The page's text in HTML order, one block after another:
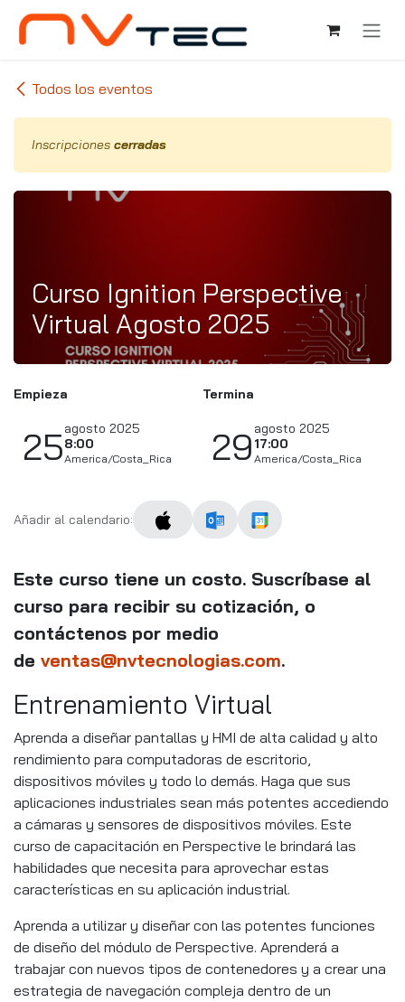
Ir al contenido
Todos los eventos
Inscripciones cerradas
Curso Ignition Perspective
Virtual Agosto 2025
Empieza
25agosto 2025
8:00
America/Costa_Rica
Termina
29 agosto 2025
17:00
America/Costa_Rica
Añadir al calendario:
Este curso tiene un costo. Suscríbase al
curso para recibir su cotización, o
contáctenos por medio
de ventas@nvtecnologias.com.
Entrenamiento Virtual
Aprenda a diseñar pantallas y HMI de alta calidad y alto
rendimiento para computadoras de escritorio,
dispositivos móviles y todo lo demás. Haga que sus
aplicaciones industriales sean más potentes accediendo
a cámaras y sensores de dispositivos móviles. Este
curso de capacitación en Perspective le brindará las
habilidades que necesita para aprovechar estas
características en su aplicación industrial.
Aprenda a utilizar y diseñar con las potentes funciones
de diseño del módulo de Perspective. Aprenderá a
trabajar con nuevos tipos de contenedores y a crear una
estrategia de navegación compleja dentro de un